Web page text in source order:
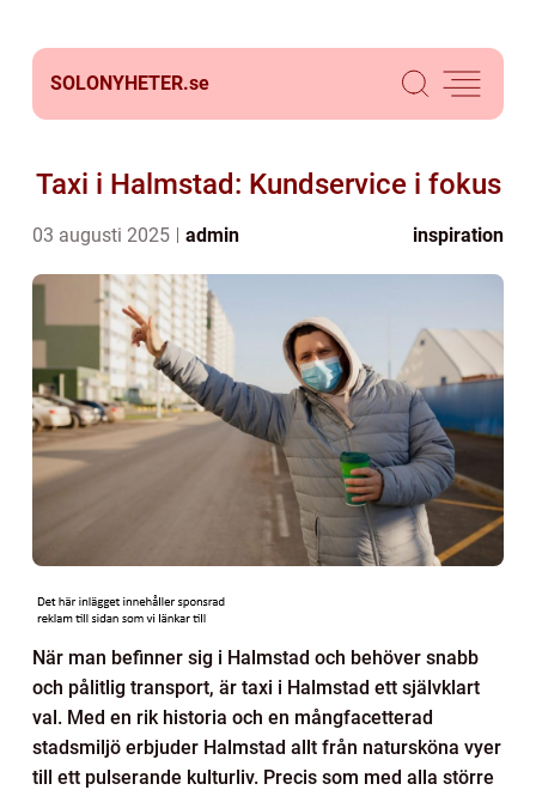
SOLONYHETER.se
Taxi i Halmstad: Kundservice i fokus
03 augusti 2025 admin inspiration
När man befinner sig i Halmstad och behöver snabb
och pålitlig transport, är taxi i Halmstad ett självklart
val. Med en rik historia och en mångfacetterad
stadsmiljö erbjuder Halmstad allt från natursköna vyer
till ett pulserande kulturliv. Precis som med alla större